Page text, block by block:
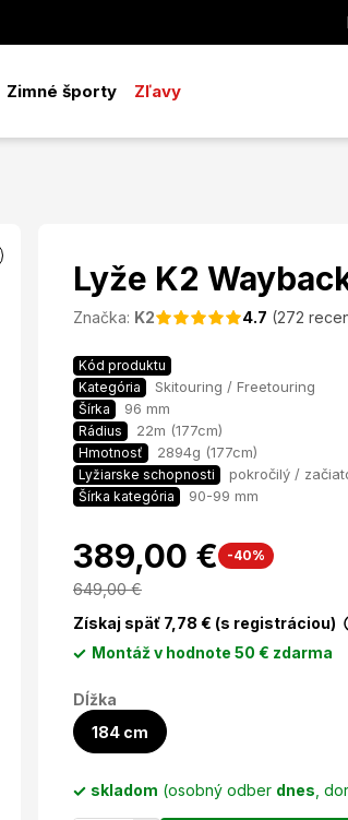
Zimné športy Zľavy
Lyže K2
Značka: K2 4.7 (272
Kód produktu
Kategória
Skitouring / Freetouring
Šírka 96 mm
Rádius 22m (177cm)
Hmotnosť 2894g (177cm)
Lyžiarske schopnosti pokročilý /
Šírka kategória 90-99 mm
389,00 € -40%
649,00€
Získaj späť 7,78 € (s registráciou)
Montáž v hodnote 50 € zdarma
Dĺžka
184 cm
skladom (osobný odber dnes ,